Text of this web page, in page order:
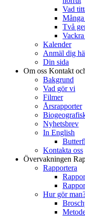
Vad
Två
Kalender
Anmäl dig
Din sida
Om oss Kontakt
Bakgrund
Vad gör vi
Filmer
Årsrapporter
Nyhetsbrev
In English
Kontakta oss
Övervakningen
Rapportera
Hur gör